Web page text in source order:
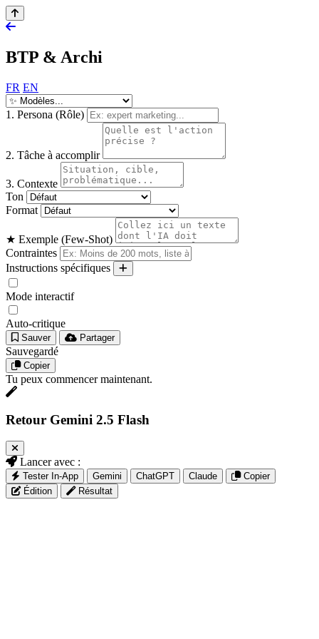
BTP & Archi
FR EN
1. Persona (Rôle)
2. Tâche à accomplir
3. Contexte
Ton
Format
★ Exemple (Few-Shot)
Contraintes
Instructions spécifiques
Mode interactif
Auto-critique
Sauver Partager
Sauvegardé
Copier
Tu peux commencer maintenant.
Retour Gemini 2.5 Flash
Lancer avec :
Tester In-App Gemini ChatGPT Claude
Copier
Édition
Résultat